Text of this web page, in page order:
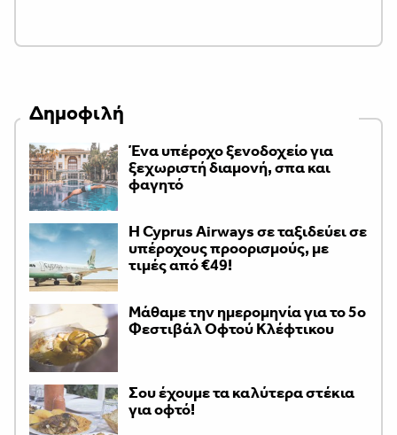
Δημοφιλή
Ένα υπέροχο ξενοδοχείο για
ξεχωριστή διαμονή, σπα και
φαγητό
H Cyprus Airways σε ταξιδεύει σε
υπέροχους προορισμούς, με
τιμές από €49!
Μάθαμε την ημερομηνία για το 5ο
Φεστιβάλ Οφτού Κλέφτικου
Σου έχουμε τα καλύτερα στέκια
για οφτό!